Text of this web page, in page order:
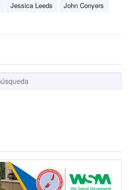
Jessica Leeds
John Conyers